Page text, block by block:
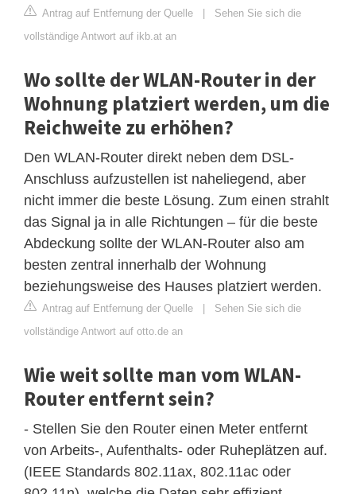
Antrag auf Entfernung der Quelle | Sehen Sie sich die
vollständige Antwort auf ikb.at an
Wo sollte der WLAN-Router in der
Wohnung platziert werden, um die
Reichweite zu erhöhen?
Den WLAN-Router direkt neben dem DSL-
Anschluss aufzustellen ist naheliegend, aber
nicht immer die beste Lösung. Zum einen strahlt
das Signal ja in alle Richtungen – für die beste
Abdeckung sollte der WLAN-Router also am
besten zentral innerhalb der Wohnung
beziehungsweise des Hauses platziert werden.
Antrag auf Entfernung der Quelle | Sehen Sie sich die
vollständige Antwort auf otto.de an
Wie weit sollte man vom WLAN-
Router entfernt sein?
- Stellen Sie den Router einen Meter entfernt
von Arbeits-, Aufenthalts- oder Ruheplätzen auf.
(IEEE Standards 802.11ax, 802.11ac oder